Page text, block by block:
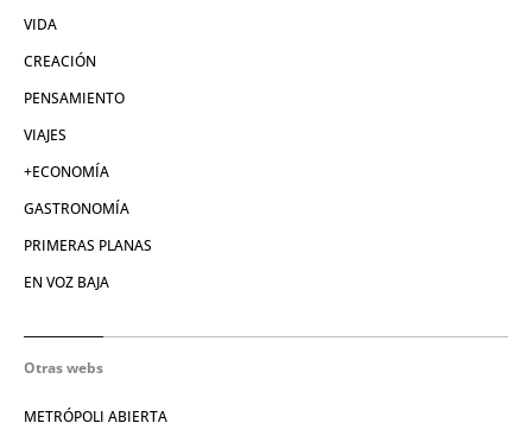
VIDA
CREACIÓN
PENSAMIENTO
VIAJES
+ECONOMÍA
GASTRONOMÍA
PRIMERAS PLANAS
EN VOZ BAJA
Otras webs
METRÓPOLI ABIERTA